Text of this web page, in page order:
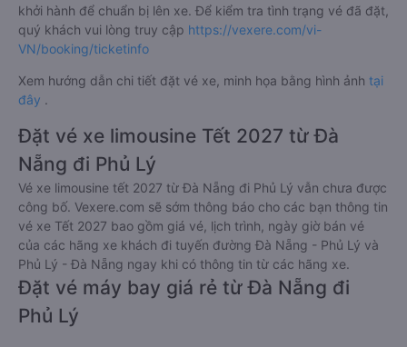
khởi hành để chuẩn bị lên xe. Để kiểm tra tình trạng vé đã đặt,
quý khách vui lòng truy cập https://vexere.com/vi-
VN/booking/ticketinfo
Xem hướng dẫn chi tiết đặt vé xe, minh họa bằng hình ảnh tại
đây .
Đặt vé xe limousine Tết 2027 từ Đà
Nẵng đi Phủ Lý
Vé xe limousine tết 2027 từ Đà Nẵng đi Phủ Lý vẫn chưa được
công bố. Vexere.com sẽ sớm thông báo cho các bạn thông tin
vé xe Tết 2027 bao gồm giá vé, lịch trình, ngày giờ bán vé
của các hãng xe khách đi tuyến đường Đà Nẵng - Phủ Lý và
Phủ Lý - Đà Nẵng ngay khi có thông tin từ các hãng xe.
Đặt vé máy bay giá rẻ từ Đà Nẵng đi
Phủ Lý